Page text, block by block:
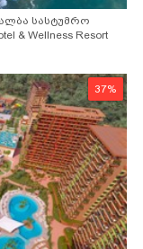
სასტუმრო
& Wellness Resort
37%